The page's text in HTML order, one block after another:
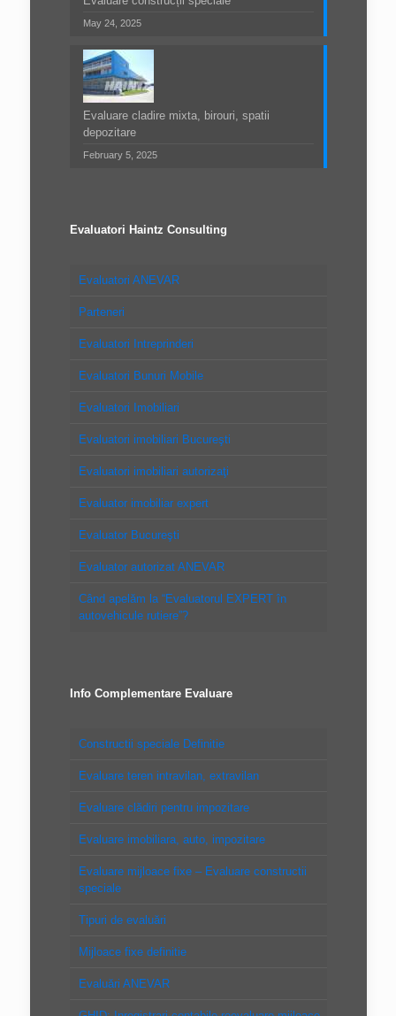
May 24, 2025
Evaluare cladire mixta, birouri, spatii
depozitare
February 5, 2025
Evaluatori Haintz Consulting
Evaluatori ANEVAR
Parteneri
Evaluatori Intreprinderi
Evaluatori Bunuri Mobile
Evaluatori Imobiliari
Evaluatori imobiliari Bucureşti
Evaluatori imobiliari autorizaţi
Evaluator imobiliar expert
Evaluator Bucureşti
Evaluator autorizat ANEVAR
Când apelăm la “Evaluatorul EXPERT în
autovehicule rutiere”?
Info Complementare Evaluare
Constructii speciale Definitie
Evaluare teren intravilan, extravilan
Evaluare clădiri pentru impozitare
Evaluare imobiliara, auto, impozitare
Evaluare mijloace fixe – Evaluare constructii
speciale
Tipuri de evaluări
Mijloace fixe definitie
Evaluări ANEVAR